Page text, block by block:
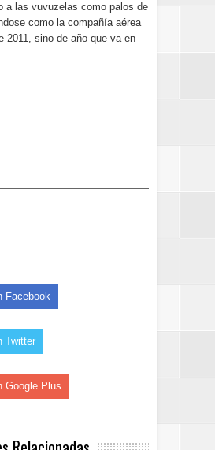
a las vuvuzelas como palos de
como la compañía aérea
2011, sino de año que va en
Facebook
Twitter
Google Plus